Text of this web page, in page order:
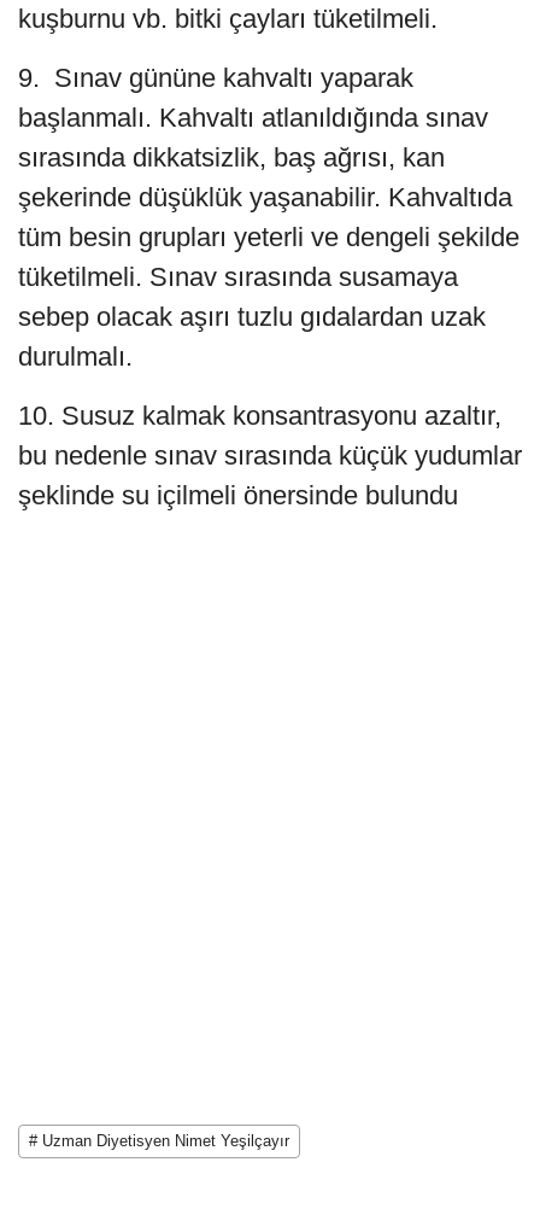
kuşburnu vb. bitki çayları tüketilmeli.
9. Sınav gününe kahvaltı yaparak
başlanmalı. Kahvaltı atlanıldığında sınav
sırasında dikkatsizlik, baş ağrısı, kan
şekerinde düşüklük yaşanabilir. Kahvaltıda
tüm besin grupları yeterli ve dengeli şekilde
tüketilmeli. Sınav sırasında susamaya
sebep olacak aşırı tuzlu gıdalardan uzak
durulmalı.
10. Susuz kalmak konsantrasyonu azaltır,
bu nedenle sınav sırasında küçük yudumlar
şeklinde su içilmeli önersinde bulundu
# Uzman Diyetisyen Nimet Yeşilçayır